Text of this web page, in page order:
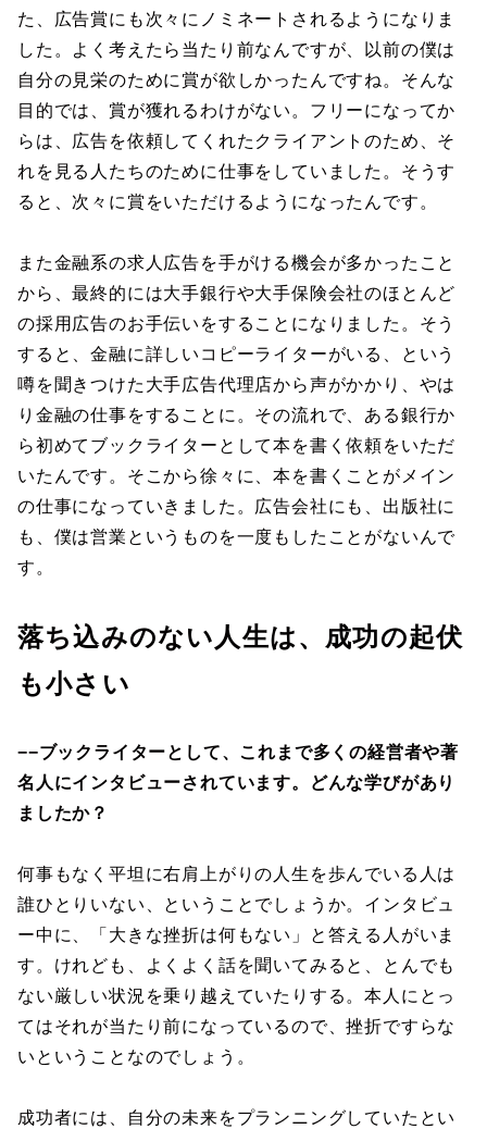
た、広告賞にも次々にノミネートされるようになりま
した。よく考えたら当たり前なんですが、以前の僕は
自分の見栄のために賞が欲しかったんですね。そんな
目的では、賞が獲れるわけがない。フリーになってか
らは、広告を依頼してくれたクライアントのため、そ
れを見る人たちのために仕事をしていました。そうす
ると、次々に賞をいただけるようになったんです。
また金融系の求人広告を手がける機会が多かったこと
から、最終的には大手銀行や大手保険会社のほとんど
の採用広告のお手伝いをすることになりました。そう
すると、金融に詳しいコピーライターがいる、という
噂を聞きつけた大手広告代理店から声がかかり、やは
り金融の仕事をすることに。その流れで、ある銀行か
ら初めてブックライターとして本を書く依頼をいただ
いたんです。そこから徐々に、本を書くことがメイン
の仕事になっていきました。広告会社にも、出版社に
も、僕は営業というものを一度もしたことがないんで
す。
落ち込みのない人生は、成功の起伏
も小さい
−−ブックライターとして、これまで多くの経営者や著
名人にインタビューされています。どんな学びがあり
ましたか？
何事もなく平坦に右肩上がりの人生を歩んでいる人は
誰ひとりいない、ということでしょうか。インタビュ
ー中に、「大きな挫折は何もない」と答える人がいま
す。けれども、よくよく話を聞いてみると、とんでも
ない厳しい状況を乗り越えていたりする。本人にとっ
てはそれが当たり前になっているので、挫折ですらな
いということなのでしょう。
成功者には、自分の未来をプランニングしていたとい